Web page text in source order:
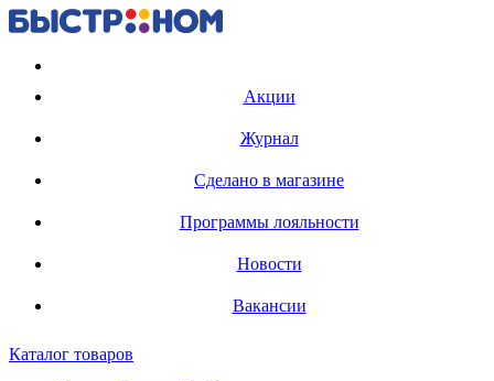
Акции
Журнал
Сделано в магазине
Программы лояльности
Новости
Вакансии
Каталог товаров